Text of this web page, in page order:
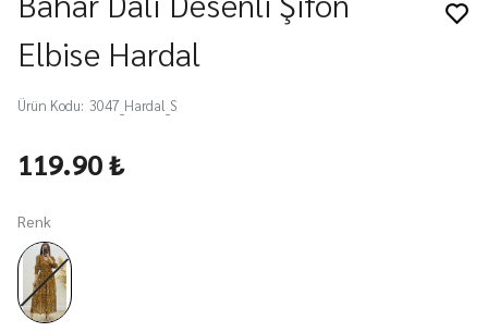
Elbise Hardal
Ürün Kodu: 3047_Hardal_S
119.90 ₺
Renk